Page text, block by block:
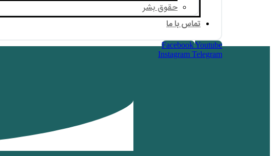
حقوق بشر
تماس با ما
FacebookYoutube
Instagram Telegram